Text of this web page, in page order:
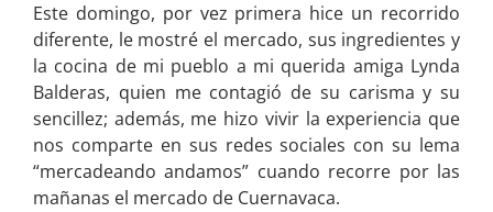
Este domingo, por vez primera hice un recorrido
diferente, le mostré el mercado, sus ingredientes y
la cocina de mi pueblo a mi querida amiga Lynda
Balderas, quien me contagió de su carisma y su
sencillez; además, me hizo vivir la experiencia que
nos comparte en sus redes sociales con su lema
“mercadeando andamos” cuando recorre por las
mañanas el mercado de Cuernavaca.